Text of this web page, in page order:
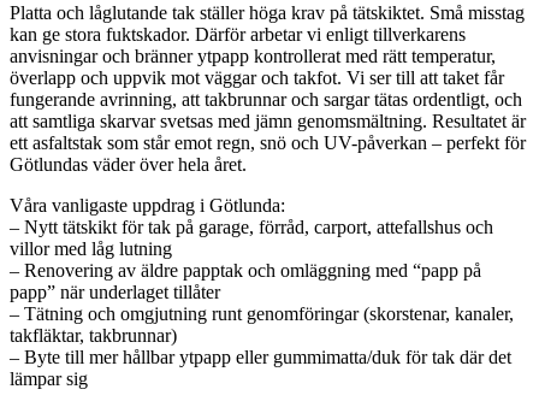
Platta och låglutande tak ställer höga krav på tätskiktet. Små misstag
kan ge stora fuktskador. Därför arbetar vi enligt tillverkarens
anvisningar och bränner ytpapp kontrollerat med rätt temperatur,
överlapp och uppvik mot väggar och takfot. Vi ser till att taket får
fungerande avrinning, att takbrunnar och sargar tätas ordentligt, och
att samtliga skarvar svetsas med jämn genomsmältning. Resultatet är
ett asfaltstak som står emot regn, snö och UV-påverkan – perfekt för
Götlundas väder över hela året.
Våra vanligaste uppdrag i Götlunda:
– Nytt tätskikt för tak på garage, förråd, carport, attefallshus och
villor med låg lutning
– Renovering av äldre papptak och omläggning med “papp på
papp” när underlaget tillåter
– Tätning och omgjutning runt genomföringar (skorstenar, kanaler,
takfläktar, takbrunnar)
– Byte till mer hållbar ytpapp eller gummimatta/duk för tak där det
lämpar sig